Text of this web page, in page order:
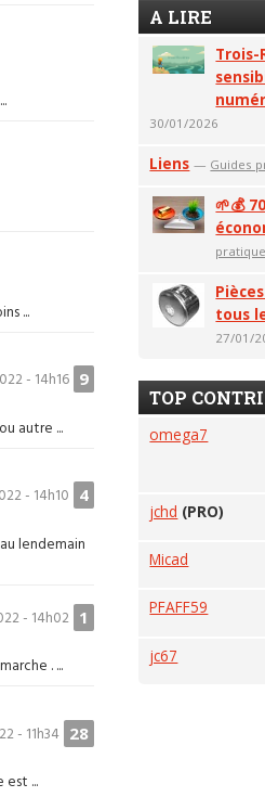
...
9
- 14h16
autre ...
4
- 14h10
lendemain
1
- 14h02
. ...
28
- 11h34
...
A LIRE
Trois-
30/01/2026
Liens — Guides
🌱💰
tous
27/01/
TOP
omega7
jchd (PRO)
Micad
PFAFF59
jc67